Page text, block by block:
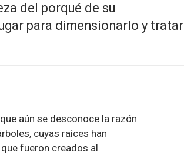
del porqué de su
para dimensionarlo y tratar
aún se desconoce la razón
cuyas raíces han
fueron creados al